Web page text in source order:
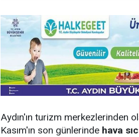
Aydın'ın turizm merkezlerinden
Kasım'ın son günlerinde hava